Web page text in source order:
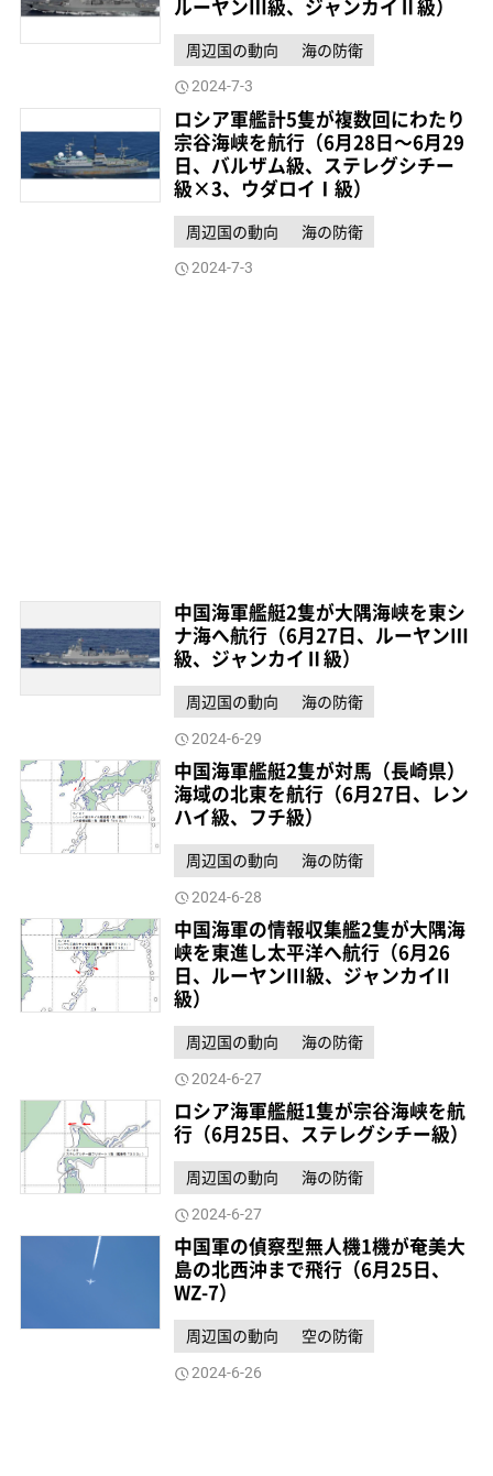
ルーヤンⅢ級、ジャンカイⅡ級）
周辺国の動向 海の防衛
2024-7-3
ロシア軍艦計5隻が複数回にわたり
宗谷海峡を航行（6月28日～6月29
日、バルザム級、ステレグシチー
級×3、ウダロイⅠ級）
周辺国の動向 海の防衛
2024-7-3
中国海軍艦艇2隻が大隅海峡を東シ
ナ海へ航行（6月27日、ルーヤンⅢ
級、ジャンカイⅡ級）
周辺国の動向 海の防衛
2024-6-29
中国海軍艦艇2隻が対馬（長崎県）
海域の北東を航行（6月27日、レン
ハイ級、フチ級）
周辺国の動向 海の防衛
2024-6-28
中国海軍の情報収集艦2隻が大隅海
峡を東進し太平洋へ航行（6月26
日、ルーヤンIII級、ジャンカイII
級）
周辺国の動向 海の防衛
2024-6-27
ロシア海軍艦艇1隻が宗谷海峡を航
行（6月25日、ステレグシチー級）
周辺国の動向 海の防衛
2024-6-27
中国軍の偵察型無人機1機が奄美大
島の北西沖まで飛行（6月25日、
WZ-7）
周辺国の動向 空の防衛
2024-6-26